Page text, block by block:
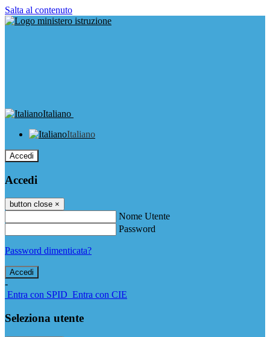
Salta al contenuto
Italiano
Italiano
Accedi
Accedi
button close ×
Nome Utente
Password
Password dimenticata?
-
Entra con SPID Entra con CIE
Seleziona utente